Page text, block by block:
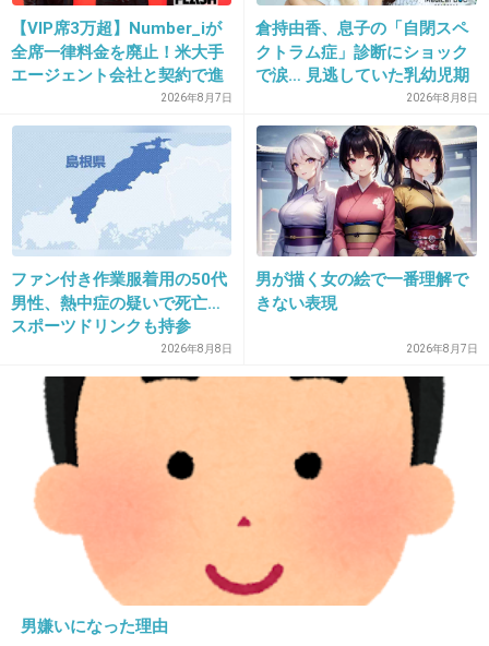
27. 匿名 2013/05/05(日) 23:31:18
ボビーブラウンのアイライナーは最強！
期限切れるんじゃないかと焦る。
高校生の頃使ってたレブロンやケイトは滲むか消えるかど
ちらかだったorz
+8 -5
28. 匿名2013/05/05(日) 23:33:50
私はシャドウで影つくる感じかな。
よく粘膜に・・・っていうけど
粘膜はにじむからやめた。
あとやっぱり目元の下地をしっかり目のギリギリまで塗っ
てファンデもそうしたらにじまなくなったかな。
【VIP席3万超】Number_iが
全席一律料金を廃止！米大手
エージェント会社と契約で進
2026年8月7日
倉持由香、息子の「自閉スペ
クトラム症」診断にショック
で涙… 見逃していた乳幼児期
2026年8月8日
ファン付き作業服着用の50代
男性、熱中症の疑いで死亡…
スポーツドリンクも持参
2026年8月8日
男が描く女の絵で一番理解で
きない表現
2026年8月7日
男嫌いになった理由